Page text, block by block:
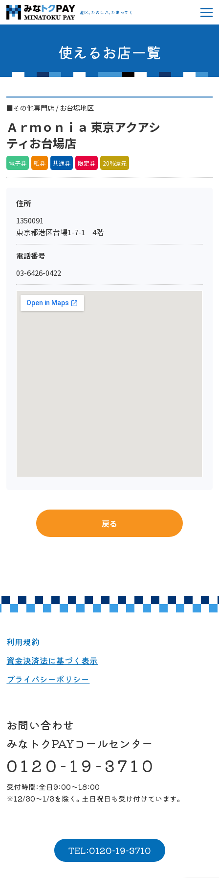
みなトクPAY
港区、たのしさ、たまってく
使えるお店一覧
■その他専門店 / お台場地区
Ａｒｍｏｎｉａ 東京アクアシ
ティお台場店
電子券 紙券 共通券 限定券 20%還元
住所
1350091
東京都港区台場1-7-1 4階
電話番号
03-6426-0422
戻る
お問い合わせ
みなトクPAYコールセンター
0120-19-3710
受付時間:全日9:00～18:00
※12/30～1/3を除く。土日祝日も受け付けています。
利用規約
資金決済法に基づく表示
プライバシーポリシー
TEL:0120-19-3710